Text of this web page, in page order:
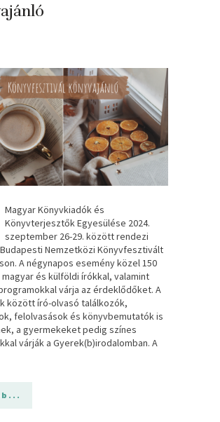
Magyar Könyvkiadók és
Könyvterjesztők Egyesülése 2024.
szeptember 26-29. között rendezi
Nemzetközi Könyvfesztivált
A négynapos esemény közel 150
és külföldi írókkal, valamint
várja az érdeklődőket. A
között író-olvasó találkozók,
felolvasások és könyvbemutatók is
a gyermekeket pedig színes
várják a Gyerek(b)irodalomban. A